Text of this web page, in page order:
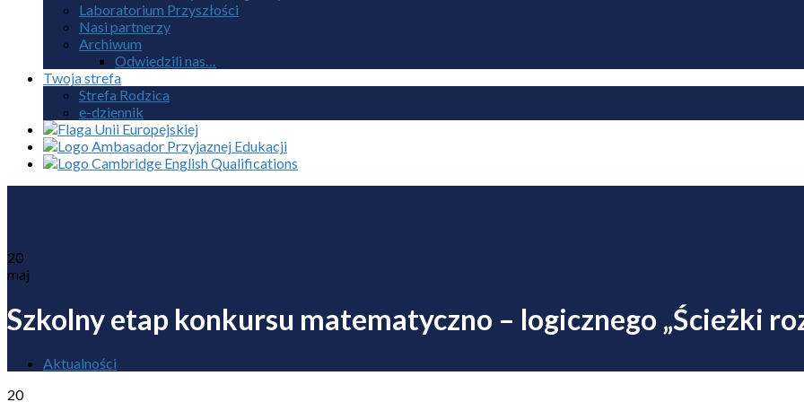
Laboratorium Przyszłości
Nasi partnerzy
Archiwum
Odwiedzili nas…
Twoja strefa
Strefa Rodzica
e-dziennik
20
maj
Szkolny etap konkursu matematyczno – logicznego „Ścieżki
Aktualności
20